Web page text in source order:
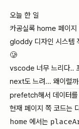
오늘 한 일
카공실록 home 페이지
gloddy 디자인 시스템
🥲
vscode 너무 느리다..
next도 느려... 왜이럴
prefetch해서 데이터를
현재 페이지 쪽 코드는
home 에서는